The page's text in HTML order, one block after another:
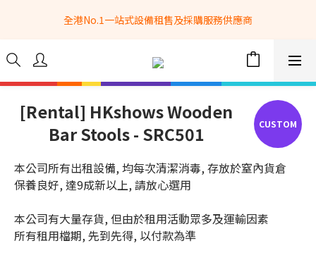
全港No.1一站式設備租售及採購服務供應商
全港No.1一站式設備租售及採購服務供應商
選購現貨產品全單滿$3500自家專送免運費 (只限網站落單, 不適用
於急單, 訂制產品, 屏風, 籠車, 舞台等)
info@hkbasket.com
全港No.1一站式設備租售及採購服務供應商
[Rental] HKshows Wooden
Bar Stools - SRC501
本公司所有出租設備, 均每次清潔消毒, 存放於窒內貨倉
保養良好, 達9成新以上, 請放心選用
本公司有大量存貨, 但由於租用活動眾多及運輸因素
所有租用檔期, 先到先得, 以付款為準